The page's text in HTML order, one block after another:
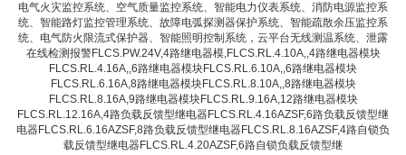
电气火灾监控系统、空气质量监控系统、智能电力仪表系统、消防电源监控系
统、智能路灯监控管理系统、故障电弧探测器保护系统、智能疏散余压监控系
统、电气防火限流式保护器、智能照明控制系统，云平台无线测温系统、泄露
在线检测报警FLCS.PW.24V,4路继电器模,FLCS.RL.4.10A,,4路继电器模块
FLCS.RL.4.16A,,6路继电器模块FLCS.RL.6.10A,,6路继电器模块
FLCS.RL.6.16A,8路继电器模块FLCS.RL.8.10A,,8路继电器模块
FLCS.RL.8.16A,9路继电器模块FLCS.RL.9.16A,12路继电器模块
FLCS.RL.12.16A,4路负载反馈型继电器FLCS.RL.4.16AZSF,6路负载反馈型继
电器FLCS.RL.6.16AZSF,8路负载反馈型继电器FLCS.RL.8.16AZSF,4路自锁负
载反馈型继电器FLCS.RL.4.20AZSF,6路自锁负载反馈型继